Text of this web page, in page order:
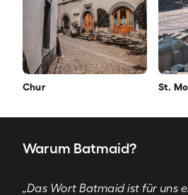
Chur St.
Warum Batmaid?
„Das Wort Batmaid ist für uns